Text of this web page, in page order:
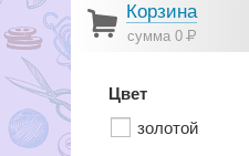
Корзина
сумма 0Р
Цвет
золотой